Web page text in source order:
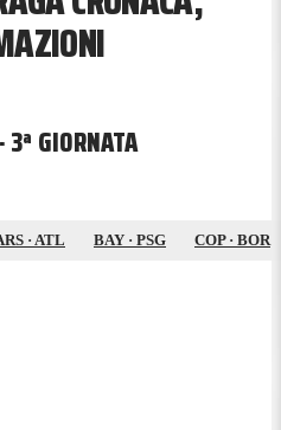
3ª GIORNATA
· ATL BAY · PSG COP· BOR